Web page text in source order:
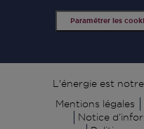
Paramétrer les
Signature
L'énergie est
Mentions légales
Notice